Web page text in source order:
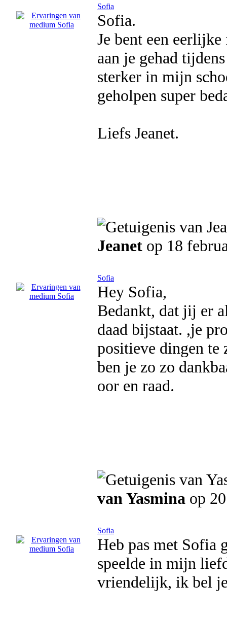
Sofia
Sofia.
Je bent een
aan je gehad
sterker in mijn
geholpen super
Liefs Jeanet.
Jeanet op 18
Sofia
Hey Sofia,
Bedankt, dat jij er
daad bijstaat. ,je
positieve dingen te
ben je zo zo
oor en raad.
van Yasmina op
Sofia
Heb pas met Sofia
speelde in mijn
vriendelijk, ik bel